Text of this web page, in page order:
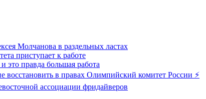
Молчанова в раздельных ластах
приступает к работе
правда большая работа
в правах Олимпийский комитет России ⚡️
ассоциации фридайверов